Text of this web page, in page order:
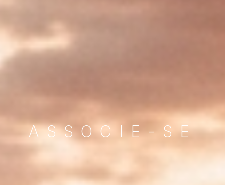
ASSOCIE-SE